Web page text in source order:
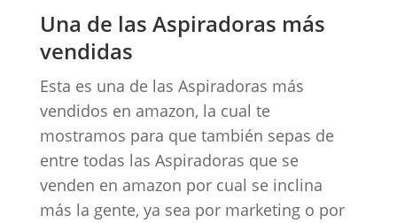
Una de las Aspiradoras más
vendidas
Esta es una de las Aspiradoras más
vendidos en amazon, la cual te
mostramos para que también sepas de
entre todas las Aspiradoras que se
venden en amazon por cual se inclina
más la gente, ya sea por marketing o por